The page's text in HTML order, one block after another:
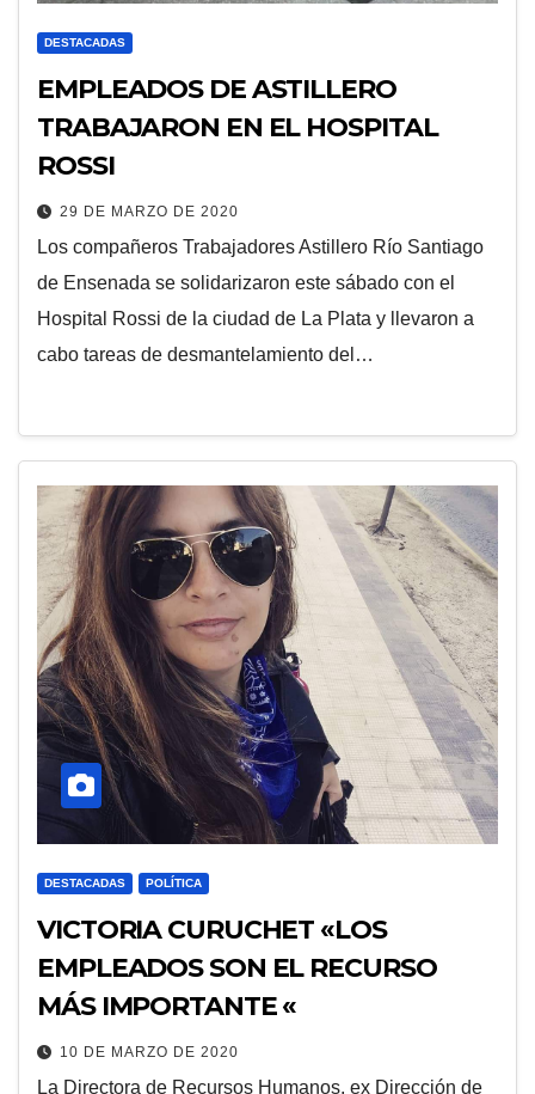
DESTACADAS
EMPLEADOS DE ASTILLERO
TRABAJARON EN EL HOSPITAL
ROSSI
29 DE MARZO DE 2020
Los compañeros Trabajadores Astillero Río Santiago
de Ensenada se solidarizaron este sábado con el
Hospital Rossi de la ciudad de La Plata y llevaron a
cabo tareas de desmantelamiento del…
DESTACADAS POLÍTICA
VICTORIA CURUCHET «LOS
EMPLEADOS SON EL RECURSO
MÁS IMPORTANTE «
10 DE MARZO DE 2020
La Directora de Recursos Humanos, ex Dirección de